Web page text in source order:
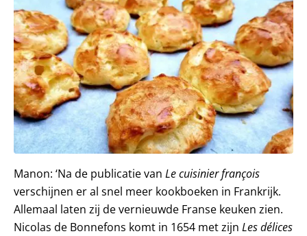
Manon: ‘Na de publicatie van Le cuisinier françois
verschijnen er al snel meer kookboeken in Frankrijk.
Allemaal laten zij de vernieuwde Franse keuken zien.
Nicolas de Bonnefons komt in 1654 met zijn Les délices